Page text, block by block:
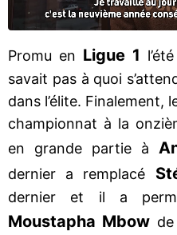
Promu en Ligue 1
savait pas à quoi
dans l’élite. Finalement,
championnat à la
en grande partie à
dernier a remplacé
dernier et il a
Moustapha Mbow